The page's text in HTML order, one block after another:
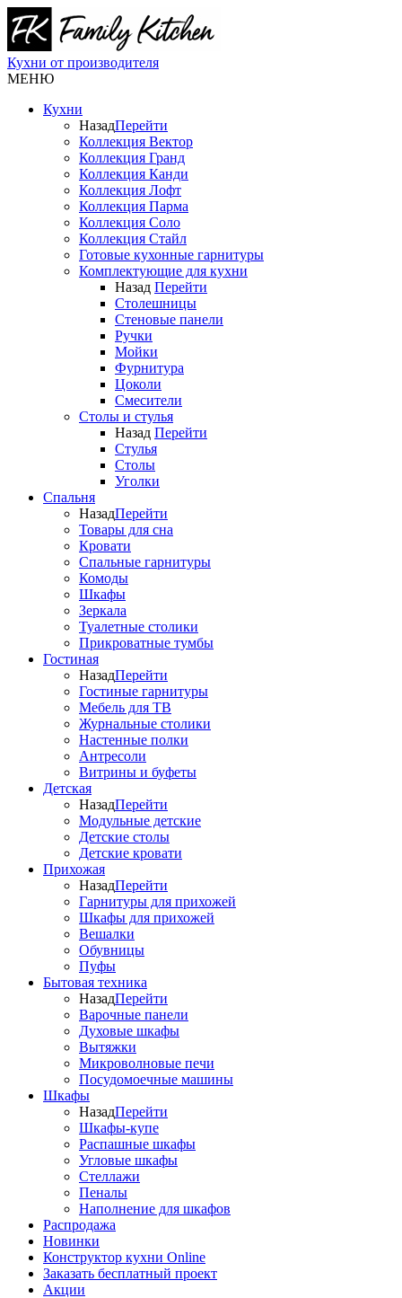
Кухни от производителя
МЕНЮ
Кухни
НазадПерейти
Коллекция Вектор
Коллекция Гранд
Коллекция Канди
Коллекция Лофт
Коллекция Парма
Коллекция Соло
Коллекция Стайл
Готовые кухонные гарнитуры
Комплектующие для кухни
Назад Перейти
Столешницы
Стеновые панели
Ручки
Мойки
Фурнитура
Цоколи
Смесители
Столы и стулья
Назад Перейти
Стулья
Столы
Уголки
Спальня
НазадПерейти
Товары для сна
Кровати
Спальные гарнитуры
Комоды
Шкафы
Зеркала
Туалетные столики
Прикроватные тумбы
Гостиная
НазадПерейти
Гостиные гарнитуры
Мебель для ТВ
Журнальные столики
Настенные полки
Антресоли
Витрины и буфеты
Детская
НазадПерейти
Модульные детские
Детские столы
Детские кровати
Прихожая
НазадПерейти
Гарнитуры для прихожей
Шкафы для прихожей
Вешалки
Обувницы
Пуфы
Бытовая техника
НазадПерейти
Варочные панели
Духовые шкафы
Вытяжки
Микроволновые печи
Посудомоечные машины
Шкафы
НазадПерейти
Шкафы-купе
Распашные шкафы
Угловые шкафы
Стеллажи
Пеналы
Наполнение для шкафов
Распродажа
Новинки
Конструктор кухни Online
Заказать бесплатный проект
Акции